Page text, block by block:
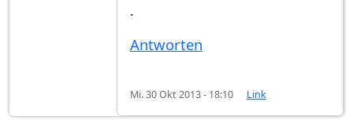
.
Antworten
Mi. 30 Okt 2013 - 18:10 Link